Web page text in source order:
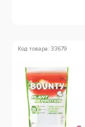
Код товара: 33679